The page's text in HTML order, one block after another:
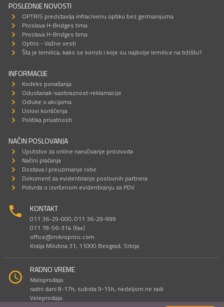
POSLEDNJE NOVOSTI
OPTRIS predstavlja infracrvenu optiku bez germanijuma
Proslava H-Bridges tima
Proslava H-Bridges tima
Optris - Važne vesti
Šta je lemilica, kako se koristi i koje su najbolje lemilice na tržištu?
INFORMACIJE
Kodeks ponašanja
Odustanak-saobraznost-reklamacije
Odluke o akcijama
Uslovi korišćenja
Politika privatnosti
NAČIN POSLOVANJA
Uputstvo za online naručivanje proizvoda
Načini plaćanja
Dostava I preuzimanje robe
Dokument za evidentiranje poslovnih partnera
Potvrda o izvršenom evidentiranju za PDV
KONTAKT
011 36-29-000; 011 36-29-999
011 78-56-314 (fax)
office@mikroprinc.com
Kralja Milutina 31, 11000 Beograd, Srbija
RADNO VREME
Maloprodaja:
radni dani 8-17h, subota 9-15h, nedeljom ne radi
Veleprodaja: